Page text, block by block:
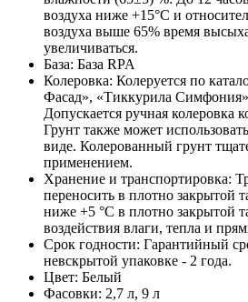
воздуха ниже +15°С и
воздуха выше 65% время
увеличиваться.
База: База RPA
Колеровка: Колеруется по
Фасад», «Тиккурила
Допускается ручная колеровка
Грунт также может
виде. Колерованный грунт
применением.
Хранение и транспортировка:
переносить в плотно закрытой
ниже +5 °C в плотно закрытой
воздействия влаги, тепла и
Срок годности: Гарантийный
невскрытой упаковке - 2 года.
Цвет: Белый
Фасовки: 2,7 л, 9 л